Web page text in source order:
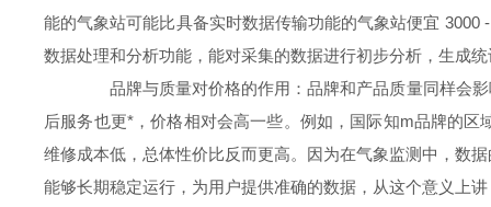
能的气象站可能比具备实时数据传输功能的气象站便宜
数据处理和分析功能，能对采集的数据进行初步分析，生成
品牌与质量对价格的作用：品牌和产品质量同样会影
后服务也更*，价格相对会高一些。例如，国际知m品牌的
维修成本低，总体性价比反而更高。因为在气象监测中，数
能够长期稳定运行，为用户提供准确的数据，从这个意义上